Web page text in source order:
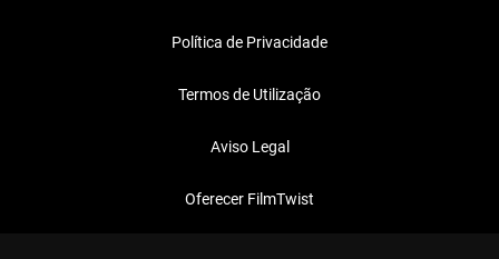
Política de Privacidade
Termos de Utilização
Aviso Legal
Oferecer FilmTwist